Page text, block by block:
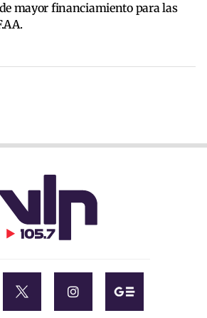
mayor financiamiento para las